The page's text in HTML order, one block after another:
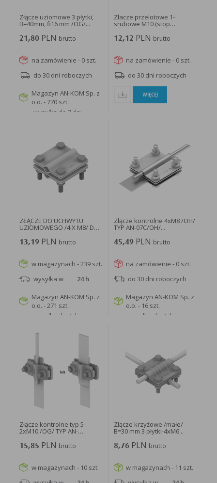
Złącze uziomowe 3 płytki,
B=40mm, fi16 mm /OG/...
21,80PLN brutto
na zamówienie - 0 szt.
do 30 dni roboczych
Magazyn AN-KOM Sp. z
o.o. - 770 szt.
wysyłka do 7 dni
Złacze przelotowe 1-
srubowe M10 (stop
12,12 PLN brutto
na zamówienie - 0 szt.
do 30 dni roboczych
WIĘCEJ
ZŁĄCZE DO UCHWYTU
UZIOMOWEGO /4 X M8/ DO
13,19PLN brutto
w magazynach - 239 szt.
wysyłka w
24 h
Magazyn AN-KOM Sp. z
o.o. - 271 szt.
wysyłka do 7 dni
Złącze kontrolne 4xM8 /OH/
TYP AN-07C/OH/...
45,49 PLN brutto
na zamówienie - 0 szt.
do 30 dni roboczych
Magazyn AN-KOM Sp. z
o.o. - 16 szt.
wysyłka do 7 dni
Złącze kontrolne typ 5
2xM10 /OG/ TYP AN-
15,85 PLN brutto
w magazynach - 10 szt.
Złącze krzyżowe /małe/
B=30 mm 3 płytki-4xM6...
8,76 PLN brutto
w magazynach - 11 szt.